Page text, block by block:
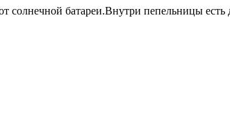
батареи.Внутри пепельницы есть